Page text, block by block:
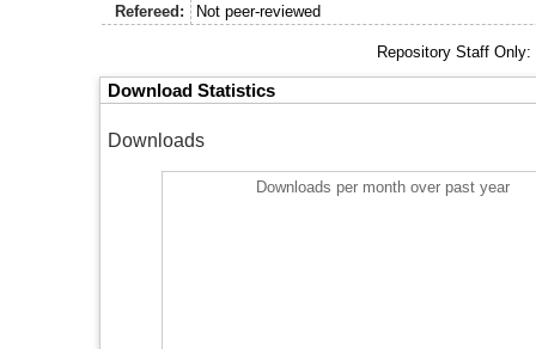
Refereed:
Not peer-reviewed
Repository Staff Only:
Download Statistics
Downloads
Downloads per month over past year